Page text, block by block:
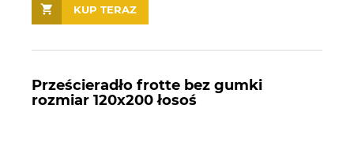
KUP TERAZ
Prześcieradło frotte bez gumki
rozmiar 120x200 łosoś